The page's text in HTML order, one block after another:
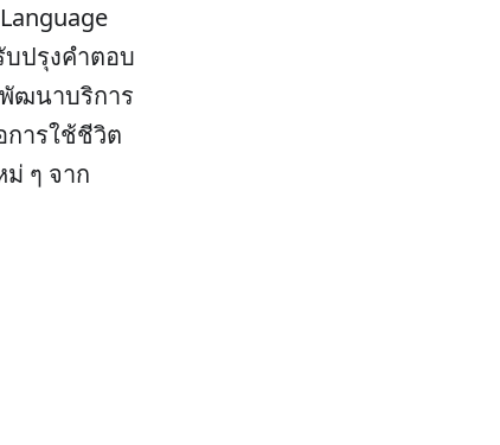
ปรุงคำตอบ
ฒนาบริการ
ารใช้ชีวิต
ๆ จาก